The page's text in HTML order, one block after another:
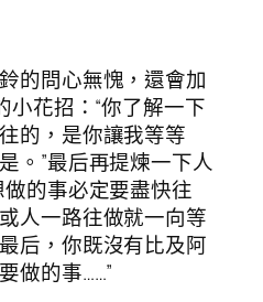
問心無愧，還會加
小花招：“你了解一下
的，是你讓我等等
。”最后再提煉一下人
的事必定要盡快往
人一路往做就一向等
后，你既沒有比及阿
做的事……”